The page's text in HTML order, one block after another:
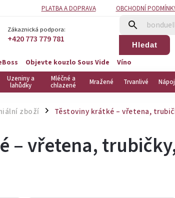
PLATBA A DOPRAVA OBCHODNÍ
Zákaznická podpora:
+420 773 779 781 Hledat
Objevte kouzlo Sous Vide Víno
Uzeniny a
lahůdky
Mléčné a
chlazené Mražené Trvanlivé
zboží / Těstoviny krátké – vřetena,
– vřetena,